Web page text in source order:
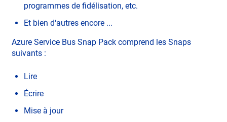
programmes de fidélisation, etc.
Et bien d‘autres encore ...
Azure Service Bus Snap Pack comprend les Snaps
suivants :
Lire
Écrire
Mise à jour